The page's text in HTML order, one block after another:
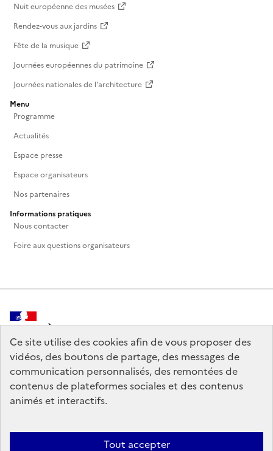
Ce site utilise des cookies afin de vous proposer des
vidéos, des boutons de partage, des messages de
communication personnalisés, des remontées de
contenus de plateformes sociales et des contenus
animés et interactifs.
Tout accepter
Nuit européenne des musées
Rendez-vous aux jardins
Fête de la musique
Journées européennes du patrimoine
Journées nationales de l'architecture
Menu
Programme
Actualités
Espace presse
Espace organisateurs
Nos partenaires
Informations pratiques
Nous contacter
Foire aux questions organisateurs
MINISTÈRE
DE LA CULTURE
legifrance.gouv.fr
service-public.gouv.fr
data.gouv.fr